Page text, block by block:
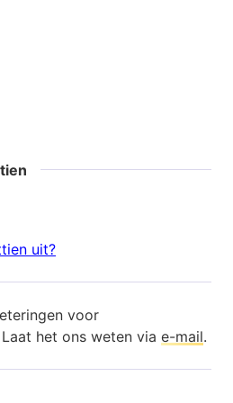
uit?
voor
het ons weten via e-mail.